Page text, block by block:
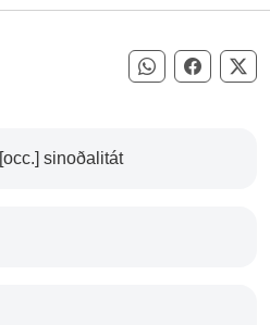
Compartir
[occ.] sinoðalitát